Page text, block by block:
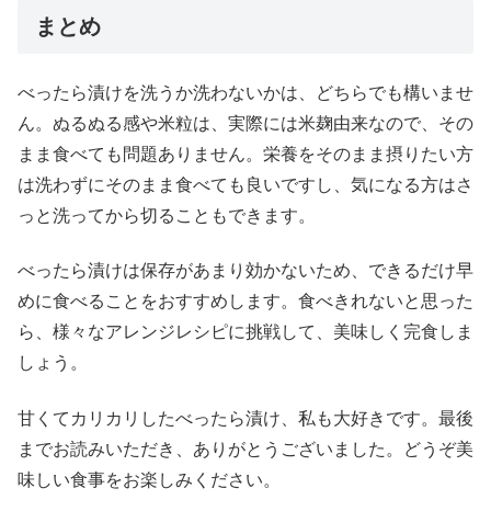
まとめ
べったら漬けを洗うか洗わないかは、どちらでも構いませ
ん。ぬるぬる感や米粒は、実際には米麹由来なので、その
まま食べても問題ありません。栄養をそのまま摂りたい方
は洗わずにそのまま食べても良いですし、気になる方はさ
っと洗ってから切ることもできます。
べったら漬けは保存があまり効かないため、できるだけ早
めに食べることをおすすめします。食べきれないと思った
ら、様々なアレンジレシピに挑戦して、美味しく完食しま
しょう。
甘くてカリカリしたべったら漬け、私も大好きです。最後
までお読みいただき、ありがとうございました。どうぞ美
味しい食事をお楽しみください。